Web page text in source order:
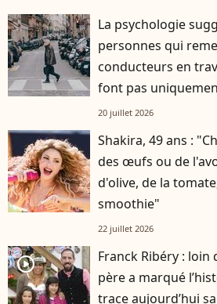
La psychologie
personnes qui
conducteurs en
font pas
20 juillet 2026
Shakira, 49 ans :
des œufs ou de
d'olive, de la
smoothie"
22 juillet 2026
player2
Franck Ribéry :
père a marqué
trace aujourd’hui